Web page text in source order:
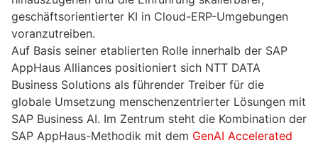
geschäftsorientierter KI in Cloud-ERP-Umgebungen
voranzutreiben.
Auf Basis seiner etablierten Rolle innerhalb der SAP
AppHaus Alliances positioniert sich NTT DATA
Business Solutions als führender Treiber für die
globale Umsetzung menschenzentrierter Lösungen mit
SAP Business AI. Im Zentrum steht die Kombination der
SAP AppHaus-Methodik mit dem GenAI Accelerated